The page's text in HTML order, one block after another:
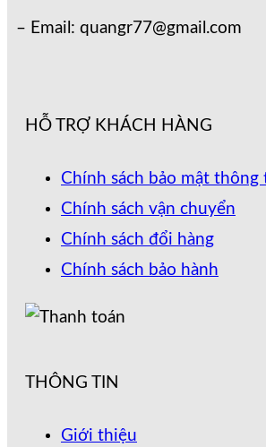
– Email: quangr77@gmail.com
HỖ TRỢ KHÁCH HÀNG
Chính sách bảo mật thông
Chính sách vận chuyển
Chính sách đổi hàng
Chính sách bảo hành
THÔNG TIN
Giới thiệu